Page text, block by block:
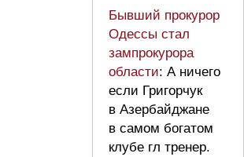
Бывший прокурор
Одессы стал
зампрокурора
области: А ничего
если Григорчук
в Азербайджане
в самом богатом
клубе гл тренер.